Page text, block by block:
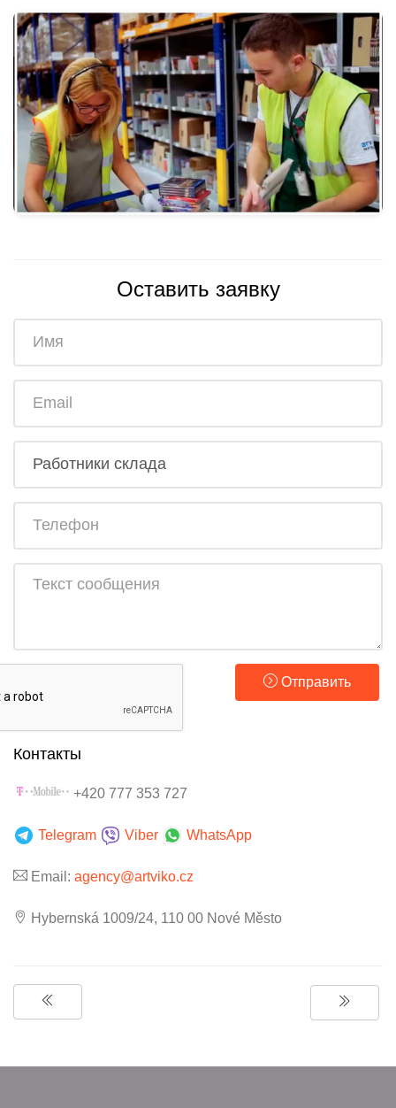
Оставить заявку
Отправить
Контакты
+420 777 353 727
Telegram Viber WhatsApp
Email: agency@artviko.cz
Hybernská 1009/24, 110 00 Nové Město